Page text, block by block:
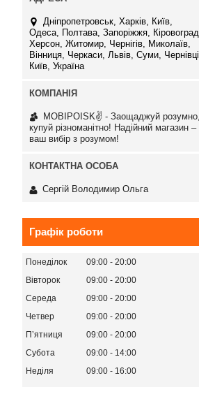
Дніпропетровськ, Харків, Київ,
Одеса, Полтава, Запоріжжя, Кіровоград,
Херсон, Житомир, Чернігів, Миколаїв,
Вінниця, Черкаси, Львів, Суми, Чернівці,
Київ, Україна
MOBIPOISK✌ - Заощаджуй розумно,
купуй різноманітно! Надійний магазин –
ваш вибір з розумом!
Сергій Володимир Ольга
Графік роботи
Понеділок 09:00
20:00
Вівторок
09:00
20:00
Середа
09:00
20:00
Четвер
09:00
20:00
Пʼятниця
09:00
20:00
Субота
09:00
14:00
Неділя
09:00 16:00